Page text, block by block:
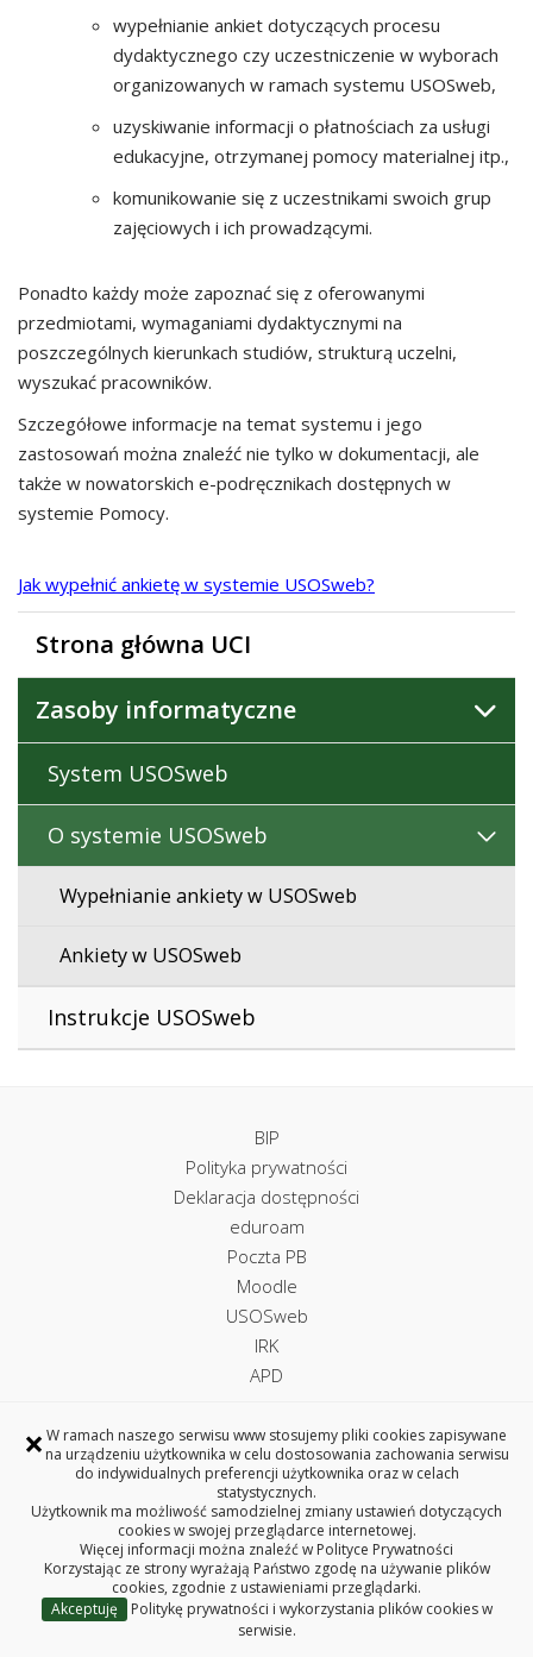
× W ramach naszego serwisu www stosujemy pliki cookies zapisywane
na urządzeniu użytkownika w celu dostosowania zachowania serwisu
do indywidualnych preferencji użytkownika oraz w celach
statystycznych.
Użytkownik ma możliwość samodzielnej zmiany ustawień dotyczących
cookies w swojej przeglądarce internetowej.
Więcej informacji można znaleźć w Polityce Prywatności
Korzystając ze strony wyrażają Państwo zgodę na używanie plików
cookies, zgodnie z ustawieniami przeglądarki.
Akceptuję
Politykę prywatności i wykorzystania plików cookies w
serwisie.
wypełnianie ankiet dotyczących procesu
dydaktycznego czy uczestniczenie w wyborach
organizowanych w ramach systemu USOSweb,
uzyskiwanie informacji o płatnościach za usługi
edukacyjne, otrzymanej pomocy materialnej itp.,
komunikowanie się z uczestnikami swoich grup
zajęciowych i ich prowadzącymi.
Ponadto każdy może zapoznać się z oferowanymi
przedmiotami, wymaganiami dydaktycznymi na
poszczególnych kierunkach studiów, strukturą uczelni,
wyszukać pracowników.
Szczegółowe informacje na temat systemu i jego
zastosowań można znaleźć nie tylko w dokumentacji, ale
także w nowatorskich e-podręcznikach dostępnych w
systemie Pomocy.
Jak wypełnić ankietę w systemie USOSweb?
Strona główna UCI
Zasoby informatyczne
System USOSweb
O systemie USOSweb
Wypełnianie ankiety w USOSweb
Ankiety w USOSweb
Instrukcje USOSweb
BIP
Polityka prywatności
Deklaracja dostępności
eduroam
Poczta PB
Moodle
USOSweb
IRK
APD
Uczelniane Centrum Informatyczne
ul. Wiejska 45A, 15-351 Białystok
tel. +48 85 746 97 75
e-mail: uci@pb.edu.pl
Copyright © 2026 Politechnika Białostocka